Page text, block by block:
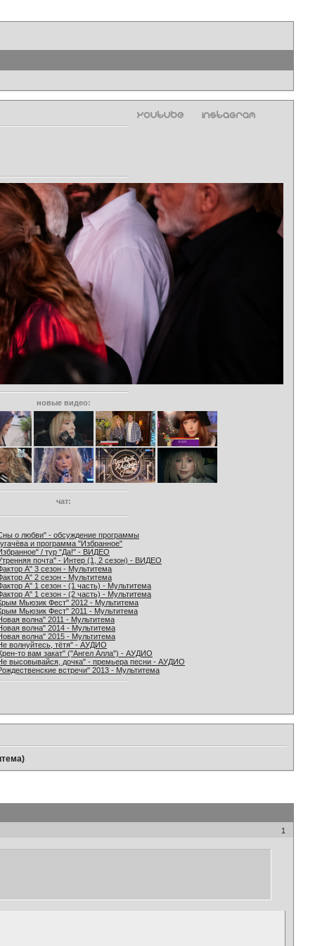
новые видео:
чат:
о любви" - обсуждение программы
и программа "Избранное"
/ тур "Да!" - ВИДЕО
почта" - Интер (1, 2 сезон) - ВИДЕО
А" 3 сезон - Мультитема
А" 2 сезон - Мультитема
А" 1 сезон - (1 часть) - Мультитема
А" 1 сезон - (2 часть) - Мультитема
Мьюзик Фест" 2012 - Мультитема
Мьюзик Фест" 2011 - Мультитема
волна" 2011 - Мультитема
волна" 2014 - Мультитема
волна" 2015 - Мультитема
волнуйтесь, тётя" - АУДИО
то вам закат" ("Ангел Алла") - АУДИО
высовывайся, дочка" - премьера песни - АУДИО
встречи" 2013 - Мультитема
1